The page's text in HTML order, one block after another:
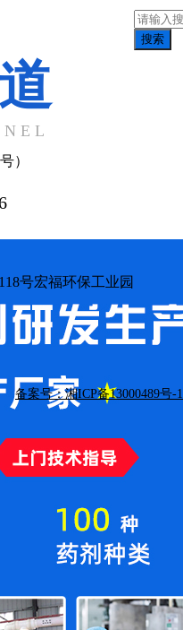
搜索
N E L
备案号：湘ICP备13000489号-1
）
号宏福环保工业园